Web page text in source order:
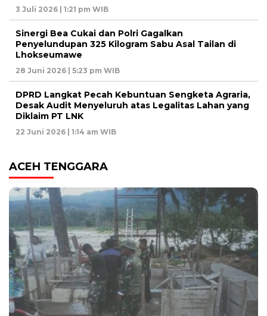
3 Juli 2026 | 1:21 pm WIB
Sinergi Bea Cukai dan Polri Gagalkan
Penyelundupan 325 Kilogram Sabu Asal Tailan di
Lhokseumawe
28 Juni 2026 | 5:23 pm WIB
DPRD Langkat Pecah Kebuntuan Sengketa Agraria,
Desak Audit Menyeluruh atas Legalitas Lahan yang
Diklaim PT LNK
22 Juni 2026 | 1:14 am WIB
ACEH TENGGARA